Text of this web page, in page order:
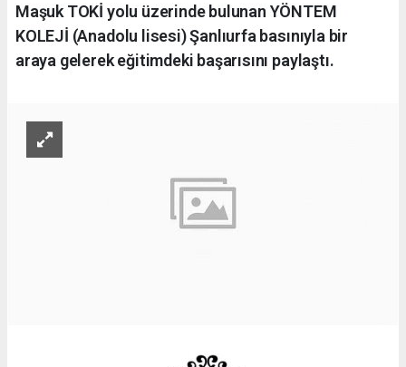
Maşuk TOKİ yolu üzerinde bulunan YÖNTEM
KOLEJİ (Anadolu lisesi) Şanlıurfa basınıyla bir
araya gelerek eğitimdeki başarısını paylaştı.